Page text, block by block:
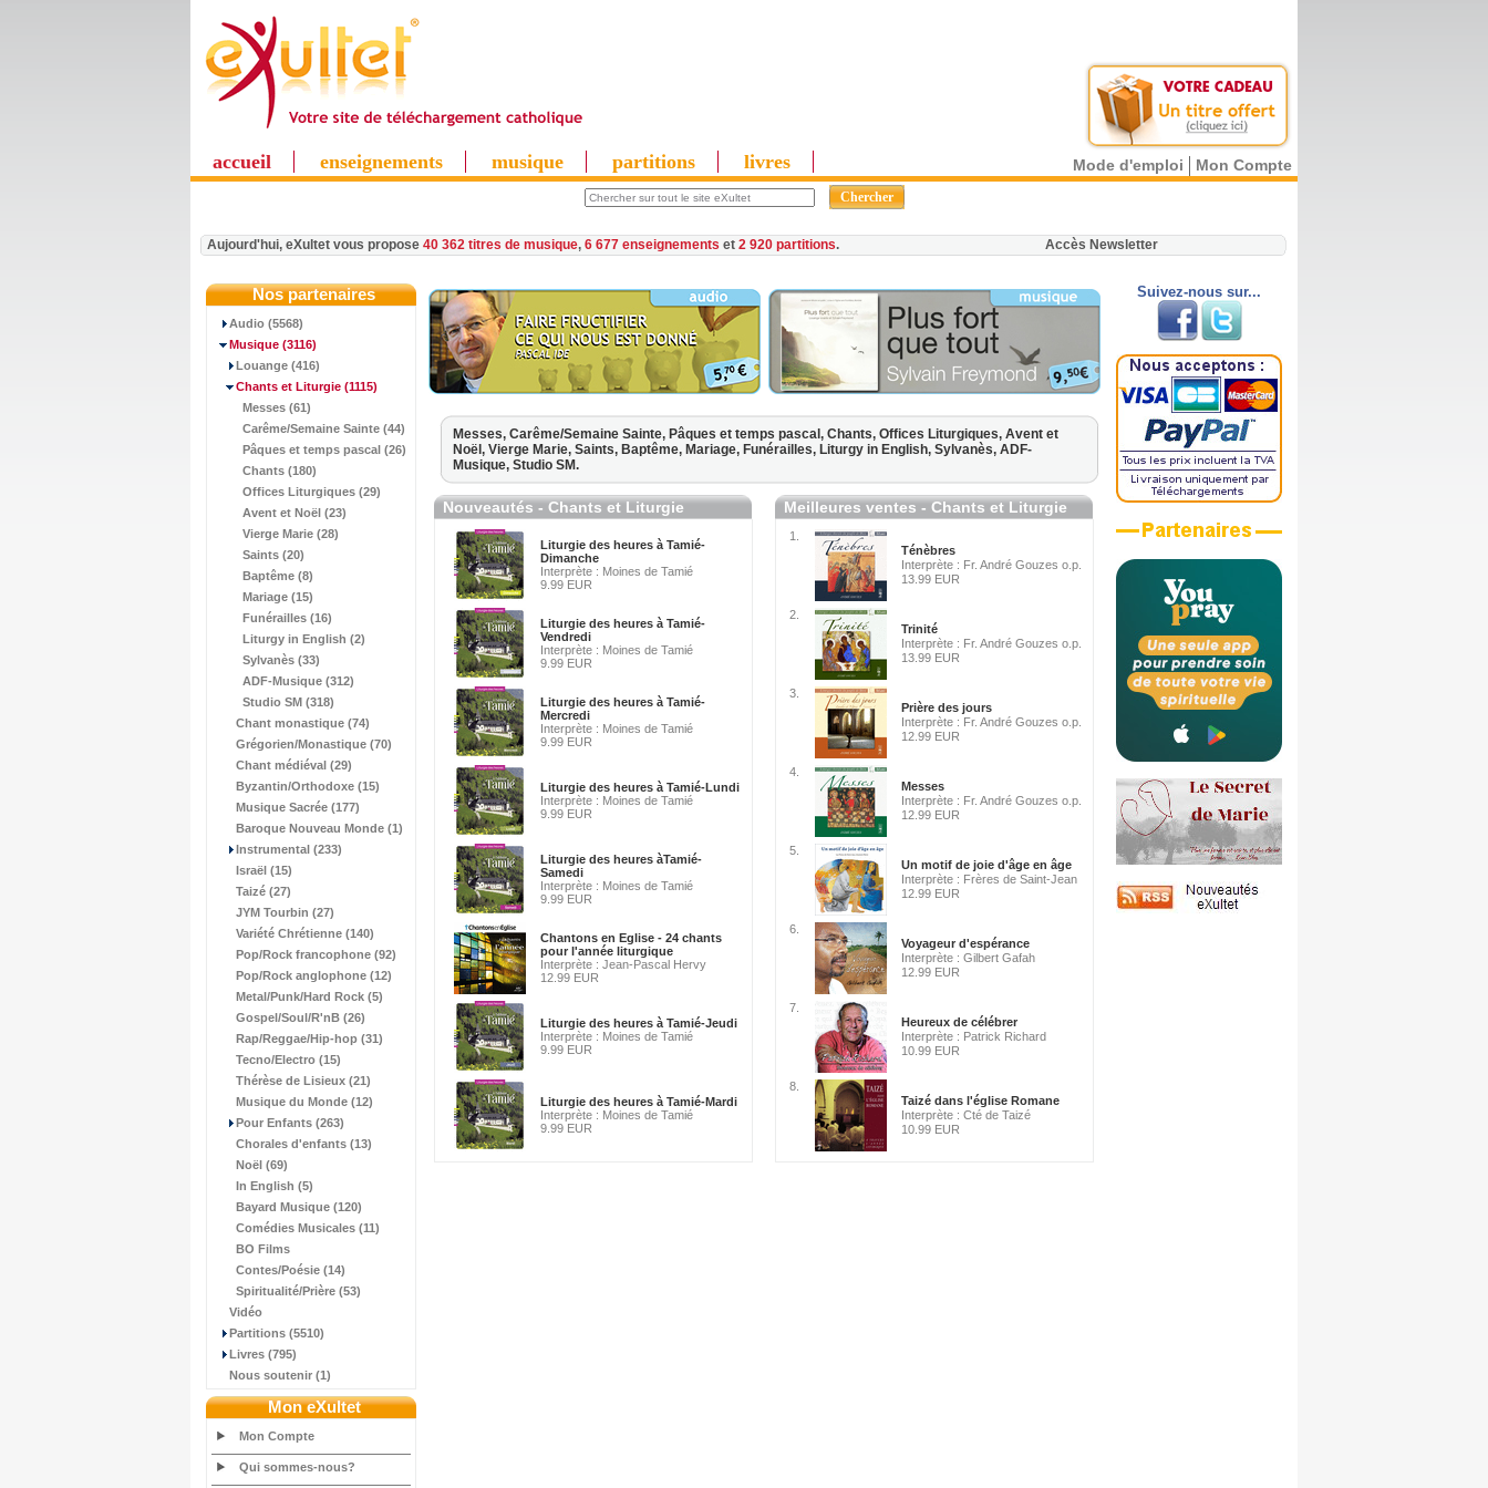
accueil enseignements musique partitions livres Mode d'emploi Mon Compte
Aujourd'hui, eXultet vous propose 40 362 titres de musique, 6 677 enseignements et 2 920 partitions. Accès Newsletter
Nos partenaires
Audio (5568)
Musique (3116)
Louange (416)
Chants et Liturgie (1115)
Messes (61)
Carême/Semaine Sainte (44)
Pâques et temps pascal (26)
Chants (180)
Offices Liturgiques (29)
Avent et Noël (23)
Vierge Marie (28)
Saints (20)
Baptême (8)
Mariage (15)
Funérailles (16)
Liturgy in English (2)
Sylvanès (33)
ADF-Musique (312)
Studio SM (318)
Chant monastique (74)
Grégorien/Monastique (70)
Chant médiéval (29)
Byzantin/Orthodoxe (15)
Musique Sacrée (177)
Baroque Nouveau Monde (1)
Instrumental (233)
Israël (15)
Taizé (27)
JYM Tourbin (27)
Variété Chrétienne (140)
Pop/Rock francophone (92)
Pop/Rock anglophone (12)
Metal/Punk/Hard Rock (5)
Gospel/Soul/R'nB (26)
Rap/Reggae/Hip-hop (31)
Tecno/Electro (15)
Thérèse de Lisieux (21)
Musique du Monde (12)
Pour Enfants (263)
Chorales d'enfants (13)
Noël (69)
In English (5)
Bayard Musique (120)
Comédies Musicales (11)
BO Films
Contes/Poésie (14)
Spiritualité/Prière (53)
Vidéo
Partitions (5510)
Livres (795)
Nous soutenir (1)
Mon eXultet
Mon Compte
Qui sommes-nous?
Messes, Carême/Semaine Sainte, Pâques et temps pascal, Chants, Offices Liturgiques, Avent et
Noël, Vierge Marie, Saints, Baptême, Mariage, Funérailles, Liturgy in English, Sylvanès, ADF-
Musique, Studio SM.
Nouveautés - Chants et Liturgie
Liturgie des heures à Tamié-
Dimanche
Interprète : Moines de Tamié
9.99 EUR
Liturgie des heures à Tamié-
Vendredi
Interprète : Moines de Tamié
9.99 EUR
Liturgie des heures à Tamié-
Mercredi
Interprète : Moines de Tamié
9.99 EUR
Liturgie des heures à Tamié-Lundi
Interprète : Moines de Tamié
9.99 EUR
Liturgie des heures àTamié-
Samedi
Interprète : Moines de Tamié
9.99 EUR
Chantons en Eglise - 24 chants
pour l'année liturgique
Interprète : Jean-Pascal Hervy
12.99 EUR
Liturgie des heures à Tamié-Jeudi
Interprète : Moines de Tamié
9.99 EUR
Liturgie des heures à Tamié-Mardi
Interprète : Moines de Tamié
9.99 EUR
Meilleures ventes - Chants et Liturgie
1.
Ténèbres
Interprète : Fr. André Gouzes o.p.
13.99 EUR
2.
Trinité
Interprète : Fr. André Gouzes o.p.
13.99 EUR
3.
Prière des jours
Interprète : Fr. André Gouzes o.p.
12.99 EUR
4.
Messes
Interprète : Fr. André Gouzes o.p.
12.99 EUR
5.
Un motif de joie d'âge en âge
Interprète : Frères de Saint-Jean
12.99 EUR
6.
Voyageur d'espérance
Interprète : Gilbert Gafah
12.99 EUR
7.
Heureux de célébrer
Interprète : Patrick Richard
10.99 EUR
8.
Taizé dans l'église Romane
Interprète : Cté de Taizé
10.99 EUR
Suivez-nous sur...